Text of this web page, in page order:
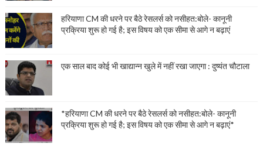
हरियाणा CM की धरने पर बैठे रेसलर्स को नसीहत:बोले- कानूनी
प्रक्रिया शुरू हो गई है; इस विषय को एक सीमा से आगे न बढ़ाएं
एक साल बाद कोई भी खाद्यान्न खुले में नहीं रखा जाएगा : दुष्यंत चौटाला
*हरियाणा CM की धरने पर बैठे रेसलर्स को नसीहत:बोले- कानूनी
प्रक्रिया शुरू हो गई है; इस विषय को एक सीमा से आगे न बढ़ाएं*